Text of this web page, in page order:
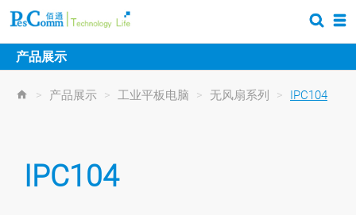
产品展示
> 产品展示 > 工业平板电脑 > 无风扇系列 > IPC104
IPC104